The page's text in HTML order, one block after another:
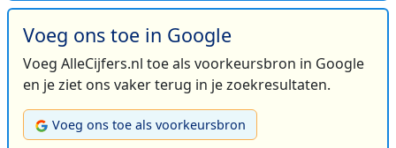
Voeg ons toe in Google
Voeg AlleCijfers.nl toe als voorkeursbron in Google
en je ziet ons vaker terug in je zoekresultaten.
Voeg ons toe als voorkeursbron